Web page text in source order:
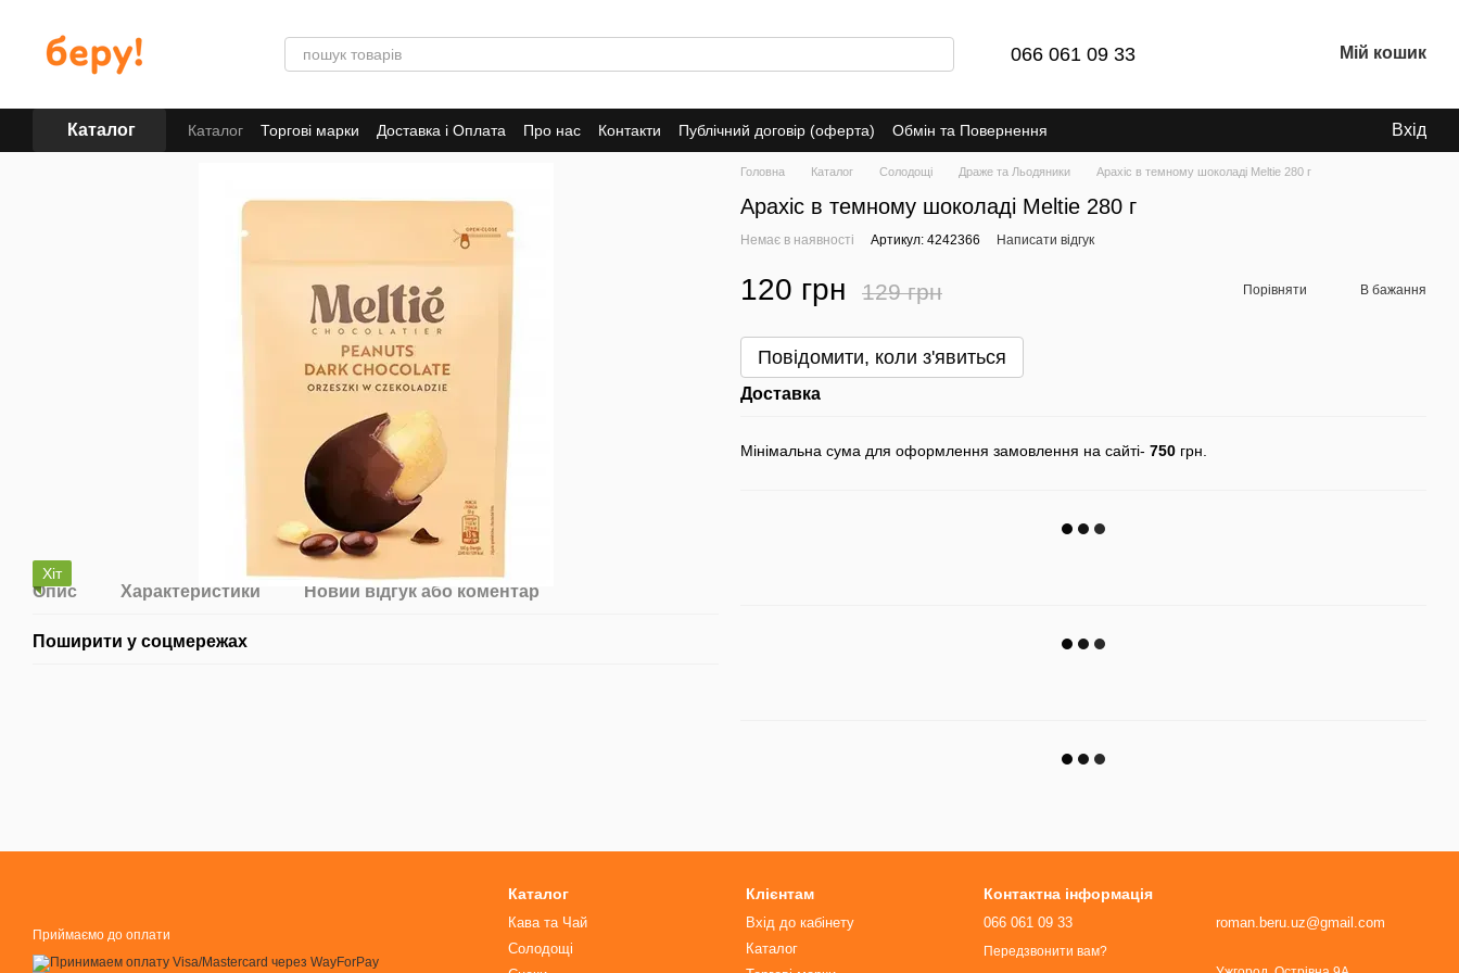
066 061 09 33 Мій кошик
Каталог Каталог Торгові марки Доставка і Оплата Про нас Контакти Публічний договір (оферта) Обмін та Повернення Вхід
Хіт
Опис Характеристики Новий відгук або коментар
Поширити у соцмережах
Головна Каталог Солодощі Драже та Льодяники Арахіс в темному шоколаді Meltie 280 г
Арахіс в темному шоколаді Meltie 280 г
Немає в наявності Артикул: 4242366 Написати відгук
120 грн 129 грн Порівняти В бажання
Повідомити, коли з'явиться
Доставка
Мінімальна сума для оформлення замовлення на сайті- 750 грн.
Приймаємо до оплати
Каталог
Кава та Чай
Солодощі
Клієнтам
Вхід до кабінету
Каталог
Контактна інформація
066 061 09 33
Передзвонити вам?
roman.beru.uz@gmail.com